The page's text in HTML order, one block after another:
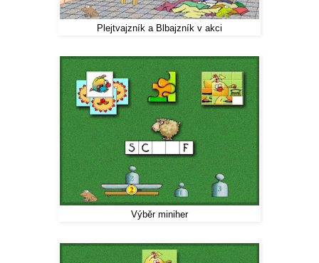
Plejtvajzník a Blbajzník v akci
Výběr miniher